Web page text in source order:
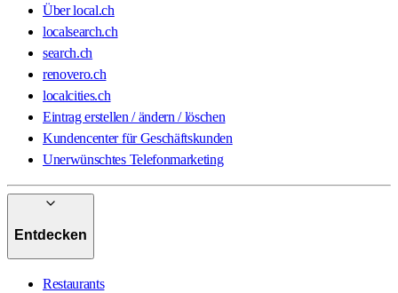
Über local.ch
localsearch.ch
search.ch
renovero.ch
localcities.ch
Eintrag erstellen / ändern / löschen
Kundencenter für Geschäftskunden
Unerwünschtes Telefonmarketing
Entdecken
Restaurants